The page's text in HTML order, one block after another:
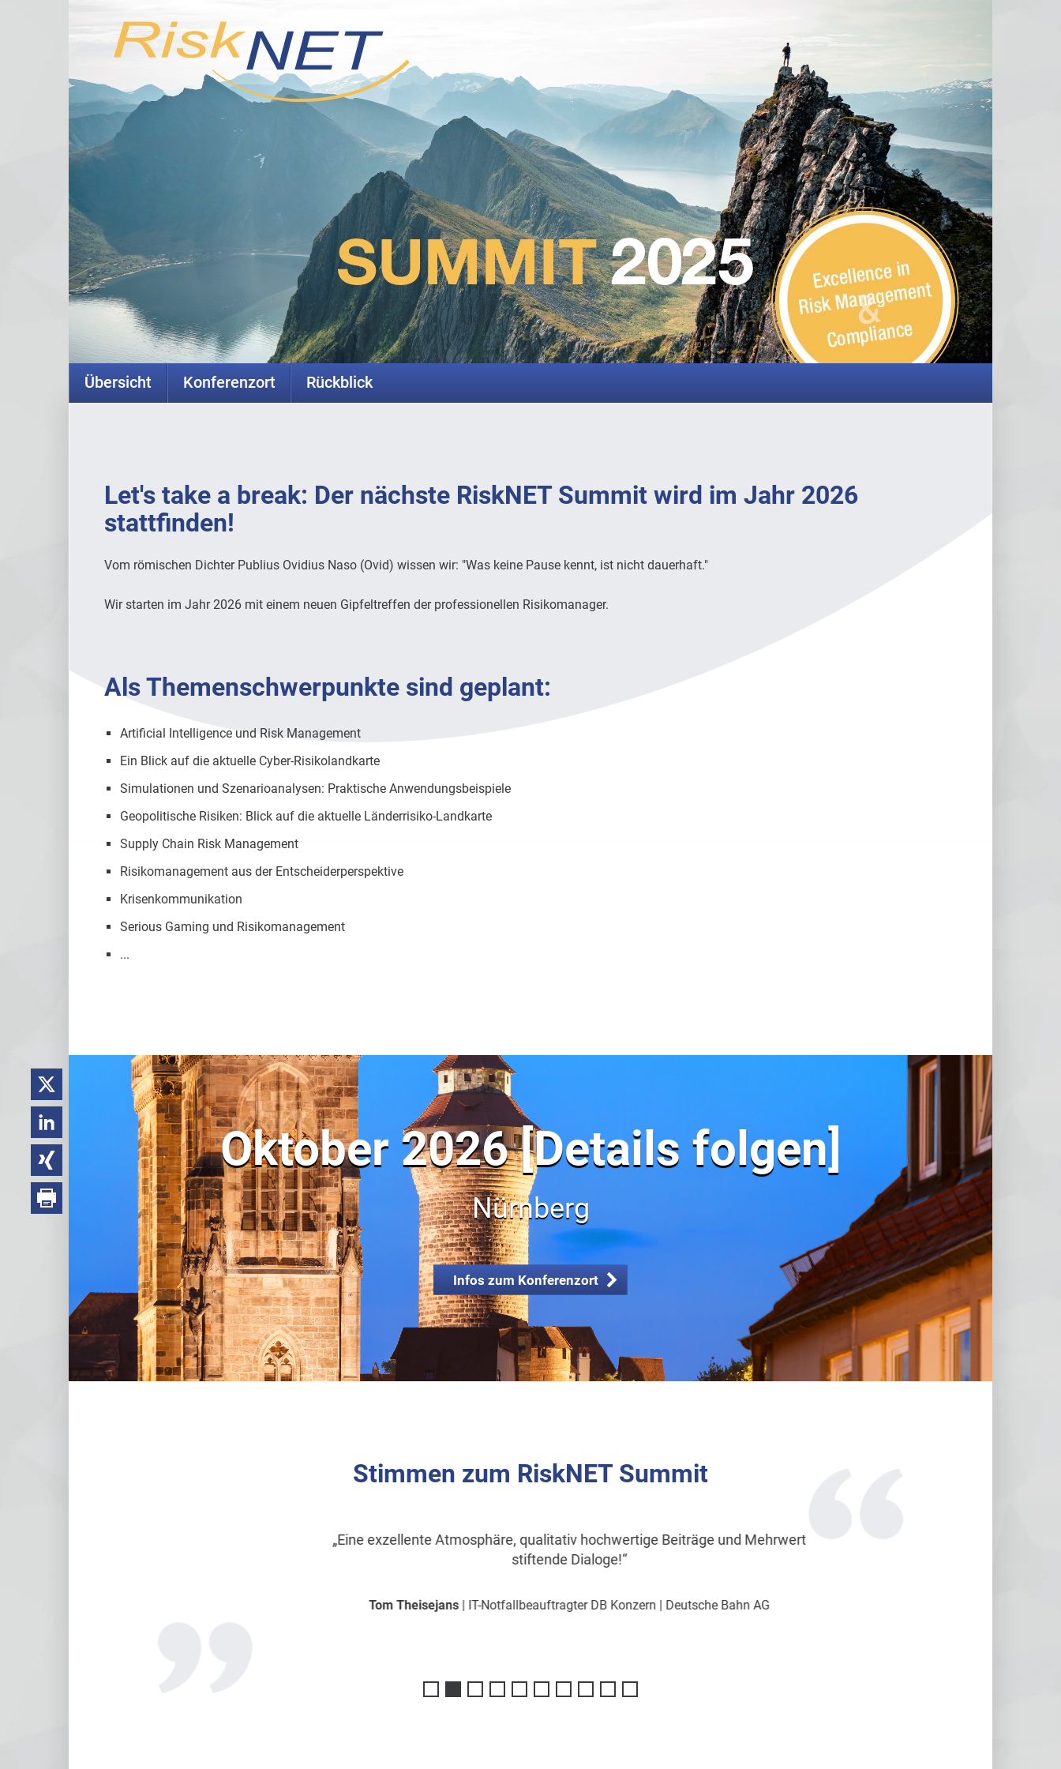
Übersicht Konferenzort Rückblick
Let's take a break: Der nächste RiskNET Summit wird im Jahr 2026
stattfinden!
Vom römischen Dichter Publius Ovidius Naso (Ovid) wissen wir: "Was keine Pause kennt, ist nicht dauerhaft."
Wir starten im Jahr 2026 mit einem neuen Gipfeltreffen der professionellen Risikomanager.
Als Themenschwerpunkte sind geplant:
Artificial Intelligence und Risk Management
Ein Blick auf die aktuelle Cyber-Risikolandkarte
Simulationen und Szenarioanalysen: Praktische Anwendungsbeispiele
Geopolitische Risiken: Blick auf die aktuelle Länderrisiko-Landkarte
Supply Chain Risk Management
Risikomanagement aus der Entscheiderperspektive
Krisenkommunikation
Serious Gaming und Risikomanagement
...
Oktober 2026 [Details folgen]
Nürnberg
Infos zum Konferenzort
Stimmen zum RiskNET Summit
„Eine exzellente Atmosphäre, qualitativ hochwertige Beiträge und Mehrwert
stiftende Dialoge!“
Tom Theisejans| IT-Notfallbeauftragter DB Konzern | Deutsche Bahn AG